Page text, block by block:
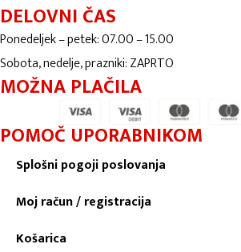
DELOVNI ČAS
Ponedeljek – petek: 07.00 – 15.00
Sobota, nedelje, prazniki: ZAPRTO
MOŽNA PLAČILA
POMOČ UPORABNIKOM
Splošni pogoji poslovanja
Moj račun / registracija
Košarica